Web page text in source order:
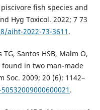
fish species and
Hyg Toxicol. 2022; 7 73
aiht-2022-73-3611 .
TG, Santos HSB, Malm O,
in two man-made
Soc. 2009; 20 (6): 1142–
.